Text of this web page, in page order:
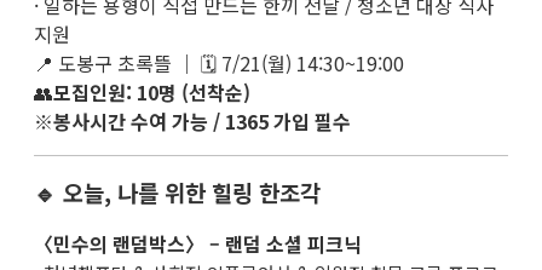
지원
📍 도봉구 초록뜰 ｜ 🗓 7/21(월) 14:30~19:00
👥모집인원: 10명 (선착순)
※봉사시간 수여 가능 / 1365 가입 필수
🔹 오늘, 나를 위한 힐링 한조각
〈민수의 랜덤박스〉 – 랜덤 소셜 피크닉